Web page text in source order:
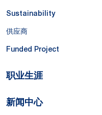
Sustainability
供应商
Funded Project
职业生涯
新闻中心